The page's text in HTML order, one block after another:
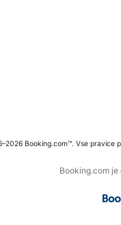
Booking.com™. Vse pravice
Booking.com